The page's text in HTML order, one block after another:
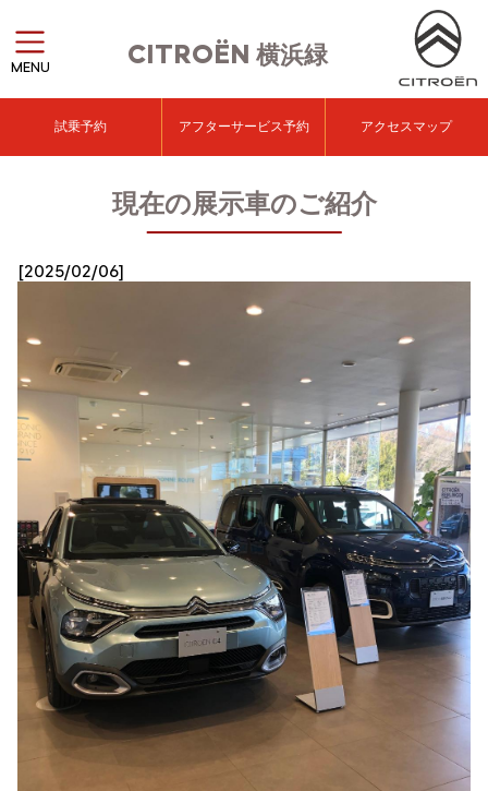
CITROËN 横浜緑
MENU
試乗予約 アフターサービス予約 アクセスマップ
現在の展示車のご紹介
[2025/02/06]